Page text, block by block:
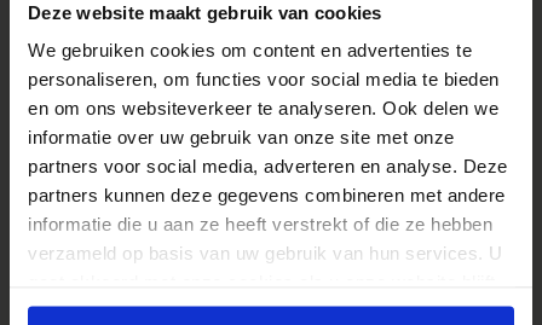
Deze website maakt gebruik van cookies
We gebruiken cookies om content en advertenties te
personaliseren, om functies voor social media te bieden
en om ons websiteverkeer te analyseren. Ook delen we
informatie over uw gebruik van onze site met onze
partners voor social media, adverteren en analyse. Deze
partners kunnen deze gegevens combineren met andere
informatie die u aan ze heeft verstrekt of die ze hebben
verzameld op basis van uw gebruik van hun services. U
gebruiken.
advertentie mogelijkheden
[gravityform id=3 name=Nieuwsmelden
title=false description=false]
© 2026Webanalisten.nl